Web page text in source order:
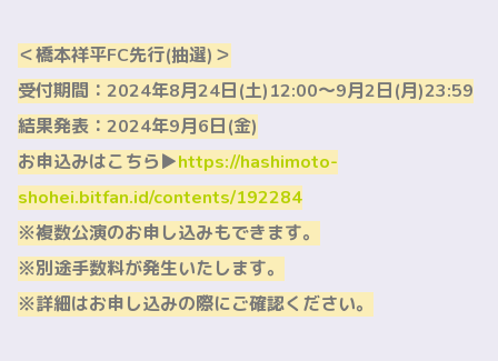
＜橋本祥平FC先行(抽選)＞
受付期間：2024年8月24日(土)12:00〜9月2日(月)23:59
結果発表：2024年9月6日(金)
お申込みはこちら▶https://hashimoto-
shohei.bitfan.id/contents/192284
※複数公演のお申し込みもできます。
※別途手数料が発生いたします。
※詳細はお申し込みの際にご確認ください。